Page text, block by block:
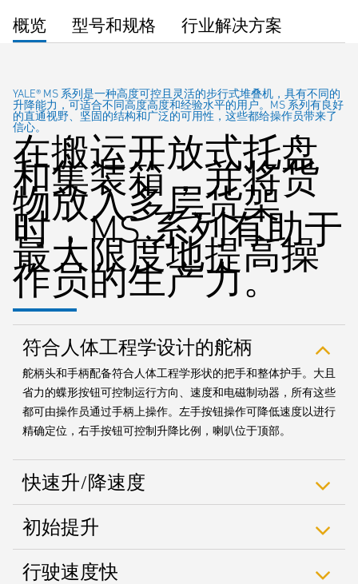
概览 型号和规格 行业解决方案
YALE® MS 系列是一种高度可控且灵活的步行式堆叠机，具有不同的
升降能力，可适合不同高度高度和经验水平的用户。MS 系列有良好
的直通视野、坚固的结构和广泛的可用性，这些都给操作员带来了
信心。
在搬运开放式托盘
和集装箱，并将货
物放入多层货架
时，MS 系列有助于
最大限度地提高操
作员的生产力。
符合人体工程学设计的舵柄
舵柄头和手柄配备符合人体工程学形状的把手和整体护手。大且
省力的蝶形按钮可控制运行方向、速度和电磁制动器，所有这些
都可由操作员通过手柄上操作。左手按钮操作可降低速度以进行
精确定位，右手按钮可控制升降比例，喇叭位于顶部。
快速升/降速度
初始提升
行驶速度快